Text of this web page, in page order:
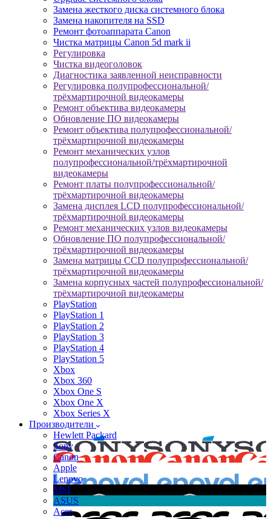
Замена жесткого диска системного блока
Замена накопителя на SSD
Ремонт фотоаппарата Canon
Чистка матрицы Canon 5d mark ii
Регулировка
Чистка видеоголовок
Диагностика заявленной неисправности
Регулировка полупрофессиональной/
трёхмартирочной видеокамеры
Ремонт объектива видеокамеры
Обновление ПО видеокамеры
Ремонт объектива полупрофессиональной/
трёхмартирочной видеокамеры
Ремонт механических узлов
полупрофессиональной/трёхмартирочной
видеокамеры
Ремонт платы полупрофессиональной/
трёхмартирочной видеокамеры
Замена дисплея LCD полупрофессиональной/
трёхмартирочной видеокамеры
Ремонт механических узлов видеокамеры
Обновление ПО полупрофессиональной/
трёхмартирочной видеокамеры
Замена матрицы CCD полупрофессиональной/
трёхмартирочной видеокамеры
Замена корпусных частей полупрофессиональной/
трёхмартирочной видеокамеры
PlayStation
PlayStation 1
PlayStation 2
PlayStation 3
PlayStation 4
PlayStation 5
Xbox
Xbox 360
Xbox One S
Xbox One X
Xbox Series X
Производители
Hewlett Packard
Sony
Canon
Apple
Lenovo
MSI
ASUS
Acer